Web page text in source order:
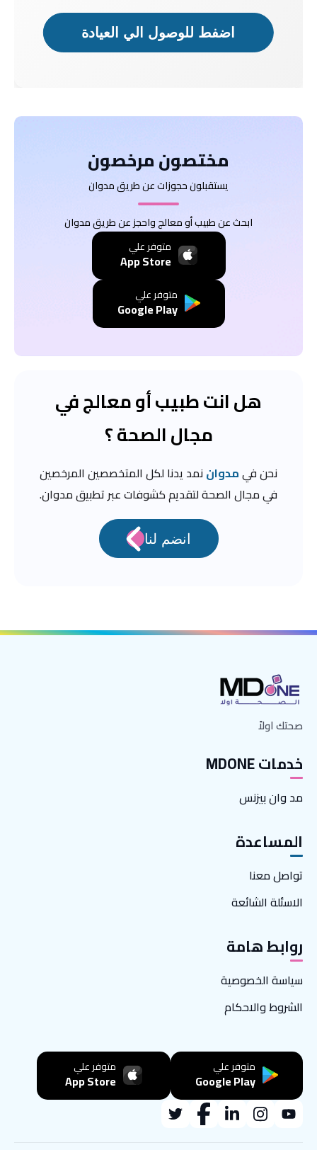
دكتور مريض دكتور مريض
اضفط للوصول الي العيادة
مختصون مرخصون
يستقبلون حجوزات عن طريق مدوان
ابحث عن طبيب أو معالج واحجز عن طريق مدوان
متوفر علي
App Store
متوفر علي
Google Play
هل انت طبيب أو معالج في
مجال الصحة ؟
نحن فيمدوان نمد يدنا لكل المتخصصين المرخصين
في مجال الصحة لتقديم كشوفات عبر تطبيق مدوان.
انضم لنا
صحتك اولاً
خدمات MDONE
مد وان بيزنس
المساعدة
تواصل معنا
الاسئلة الشائعة
روابط هامة
سياسة الخصوصية
الشروط والاحكام
متوفر علي
Google Play
متوفر علي
App Store